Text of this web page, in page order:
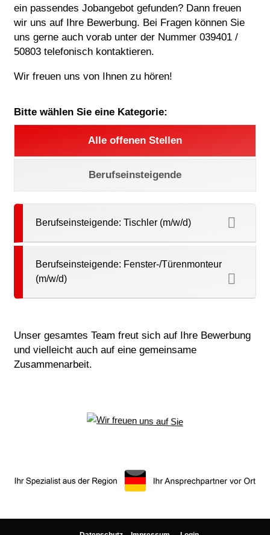
ein passendes Jobangebot gefunden? Dann freuen
wir uns auf Ihre Bewerbung. Bei Fragen können Sie
uns gerne auch vorab unter der Nummer 039401 /
50803 telefonisch kontaktieren.
Wir freuen uns von Ihnen zu hören!
Bitte wählen Sie eine Kategorie:
Alle offenen Stellen
Berufseinsteigende
Berufseinsteigende: Tischler (m/w/d)
Berufseinsteigende: Fenster-/Türenmonteur
(m/w/d)
Unser gesamtes Team freut sich auf Ihre Bewerbung
und vielleicht auch auf eine gemeinsame
Zusammenarbeit.